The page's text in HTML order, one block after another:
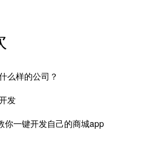
么样的公司？
发
你一键开发自己的商城app